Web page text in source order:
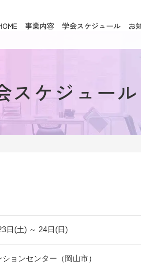
事業内容 学会スケジュール お
スケジュール
日(土)～ 24日(日)
ョンセンター（岡山市）